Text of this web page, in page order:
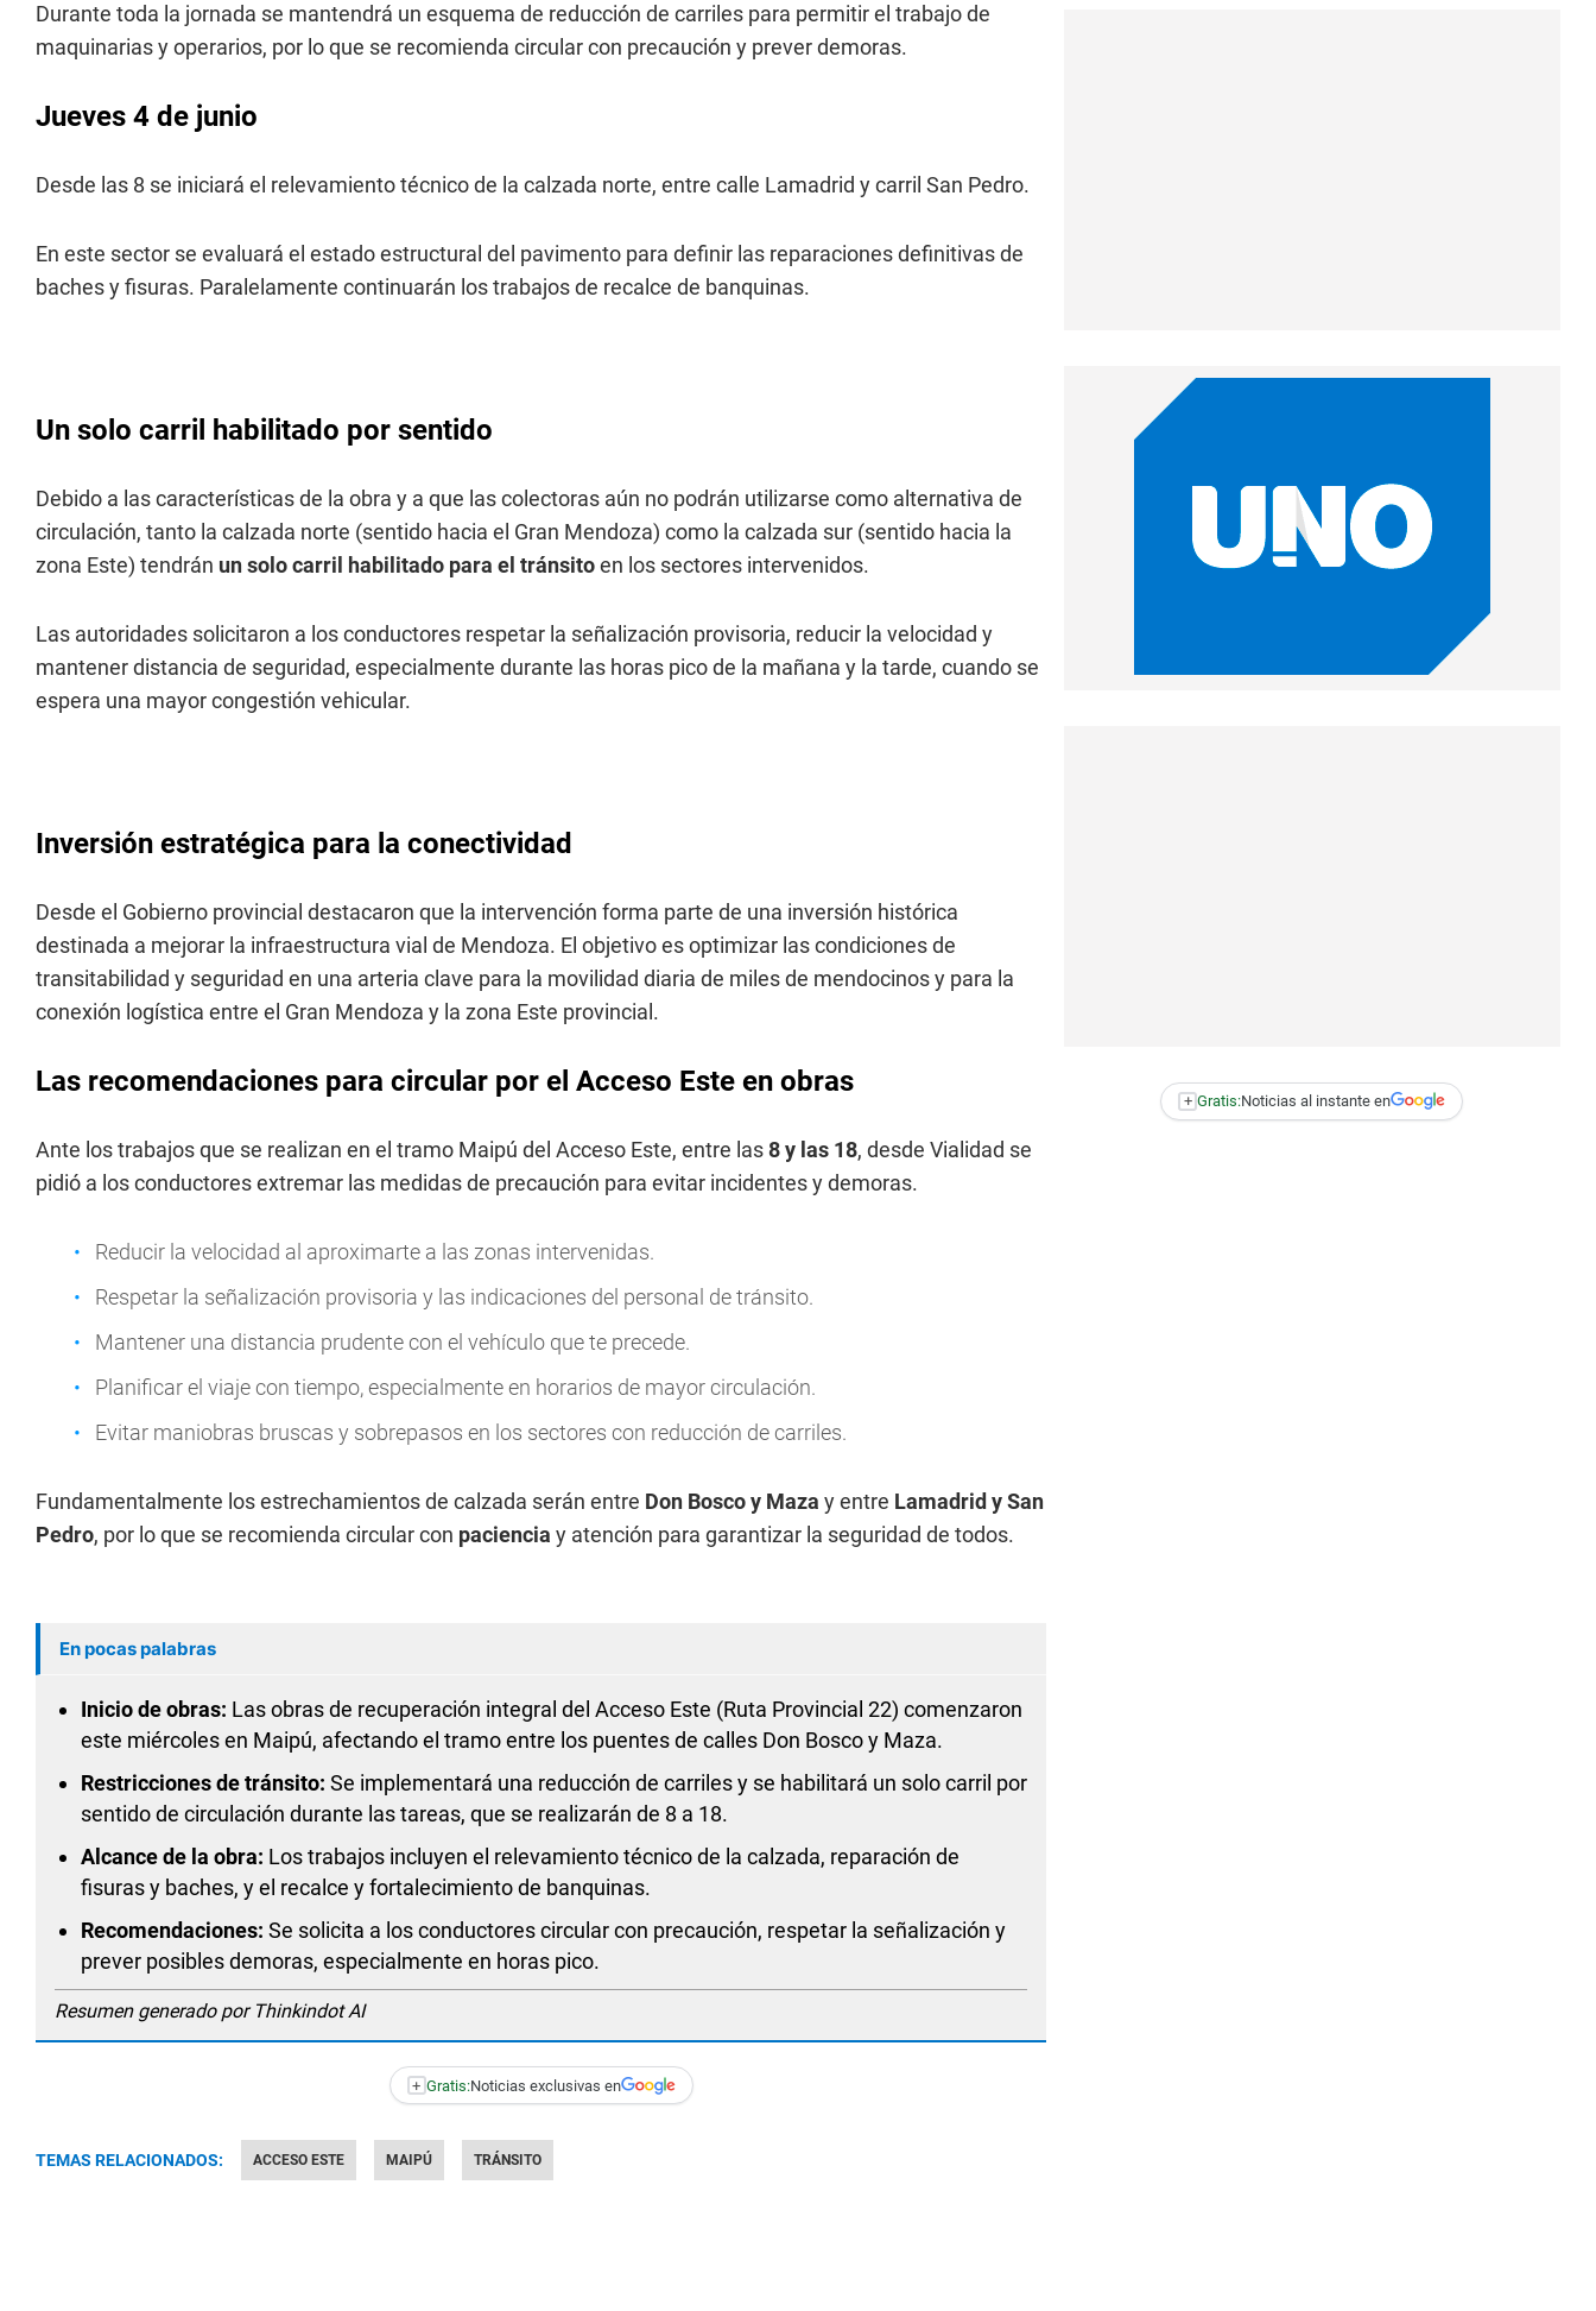
Durante toda la jornada se mantendrá un esquema de reducción de carriles para permitir el trabajo de
maquinarias y operarios, por lo que se recomienda circular con precaución y prever demoras.
Jueves 4 de junio
Desde las 8 se iniciará el relevamiento técnico de la calzada norte, entre calle Lamadrid y carril San Pedro.
En este sector se evaluará el estado estructural del pavimento para definir las reparaciones definitivas de
baches y fisuras. Paralelamente continuarán los trabajos de recalce de banquinas.
Un solo carril habilitado por sentido
Debido a las características de la obra y a que las colectoras aún no podrán utilizarse como alternativa de
circulación, tanto la calzada norte (sentido hacia el Gran Mendoza) como la calzada sur (sentido hacia la
zona Este) tendrán un solo carril habilitado para el tránsitoen los sectores intervenidos.
Las autoridades solicitaron a los conductores respetar la señalización provisoria, reducir la velocidad y
mantener distancia de seguridad, especialmente durante las horas pico de la mañana y la tarde, cuando se
espera una mayor congestión vehicular.
Inversión estratégica para la conectividad
Desde el Gobierno provincial destacaron que la intervención forma parte de una inversión histórica
destinada a mejorar la infraestructura vial de Mendoza. El objetivo es optimizar las condiciones de
transitabilidad y seguridad en una arteria clave para la movilidad diaria de miles de mendocinos y para la
conexión logística entre el Gran Mendoza y la zona Este provincial.
Las recomendaciones para circular por el Acceso Este en obras
Ante los trabajos que se realizan en el tramo Maipú del Acceso Este, entre las8 y las 18, desde Vialidad se
pidió a los conductores extremar las medidas de precaución para evitar incidentes y demoras.
Reducir la velocidad al aproximarte a las zonas intervenidas.
Respetar la señalización provisoria y las indicaciones del personal de tránsito.
Mantener una distancia prudente con el vehículo que te precede.
Planificar el viaje con tiempo, especialmente en horarios de mayor circulación.
Evitar maniobras bruscas y sobrepasos en los sectores con reducción de carriles.
Fundamentalmente los estrechamientos de calzada serán entre Don Bosco y Maza y entre Lamadrid y San
Pedro, por lo que se recomienda circular con paciencia y atención para garantizar la seguridad de todos.
En pocas palabras
Inicio de obras: Las obras de recuperación integral del Acceso Este (Ruta Provincial 22) comenzaron
este miércoles en Maipú, afectando el tramo entre los puentes de calles Don Bosco y Maza.
Restricciones de tránsito: Se implementará una reducción de carriles y se habilitará un solo carril por
sentido de circulación durante las tareas, que se realizarán de 8 a 18.
Alcance de la obra: Los trabajos incluyen el relevamiento técnico de la calzada, reparación de
fisuras y baches, y el recalce y fortalecimiento de banquinas.
Recomendaciones: Se solicita a los conductores circular con precaución, respetar la señalización y
prever posibles demoras, especialmente en horas pico.
Resumen generado por Thinkindot AI
+ Gratis:Noticias exclusivas en
TEMAS RELACIONADOS: ACCESO ESTE MAIPÚ TRÁNSITO
+ Gratis:Noticias al instante en